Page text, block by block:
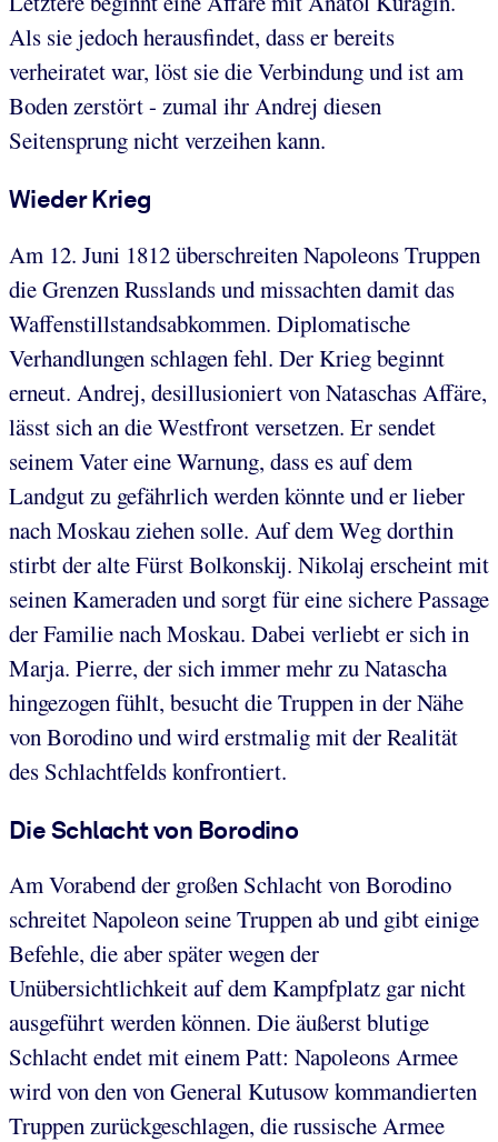
Als sie jedoch herausfindet, dass er bereits
verheiratet war, löst sie die Verbindung und ist am
Boden zerstört - zumal ihr Andrej diesen
Seitensprung nicht verzeihen kann.
Wieder Krieg
Am 12. Juni 1812 überschreiten Napoleons Truppen
die Grenzen Russlands und missachten damit das
Waffenstillstandsabkommen. Diplomatische
Verhandlungen schlagen fehl. Der Krieg beginnt
erneut. Andrej, desillusioniert von Nataschas Affäre,
lässt sich an die Westfront versetzen. Er sendet
seinem Vater eine Warnung, dass es auf dem
Landgut zu gefährlich werden könnte und er lieber
nach Moskau ziehen solle. Auf dem Weg dorthin
stirbt der alte Fürst Bolkonskij. Nikolaj erscheint mit
seinen Kameraden und sorgt für eine sichere Passage
der Familie nach Moskau. Dabei verliebt er sich in
Marja. Pierre, der sich immer mehr zu Natascha
hingezogen fühlt, besucht die Truppen in der Nähe
von Borodino und wird erstmalig mit der Realität
des Schlachtfelds konfrontiert.
Die Schlacht von Borodino
Am Vorabend der großen Schlacht von Borodino
schreitet Napoleon seine Truppen ab und gibt einige
Befehle, die aber später wegen der
Unübersichtlichkeit auf dem Kampfplatz gar nicht
ausgeführt werden können. Die äußerst blutige
Schlacht endet mit einem Patt: Napoleons Armee
wird von den von General Kutusow kommandierten
Truppen zurückgeschlagen, die russische Armee